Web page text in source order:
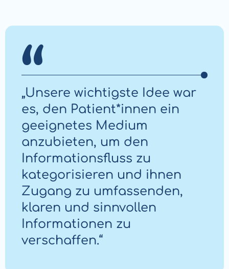
„Unsere wichtigste Idee war
es, den Patient*innen ein
geeignetes Medium
anzubieten, um den
Informationsfluss zu
kategorisieren und ihnen
Zugang zu umfassenden,
klaren und sinnvollen
Informationen zu
verschaffen.“